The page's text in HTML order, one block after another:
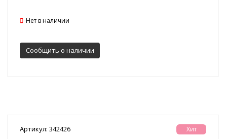
Нет в наличии
Сообщить о наличии
Артикул: 342426 Хит